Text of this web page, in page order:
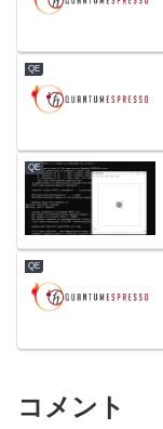
QE
QE
QE
コメント